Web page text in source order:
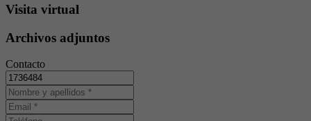
Visita virtual
Archivos adjuntos
Contacto